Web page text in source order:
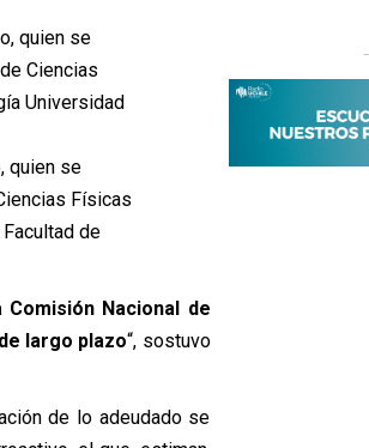
quien se
Físicas
de
Comisión Nacional de
largo plazo“, sostuvo
de lo adeudado se